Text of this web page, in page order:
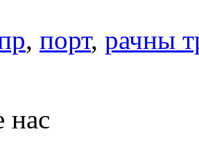
, порт, рачны
нас